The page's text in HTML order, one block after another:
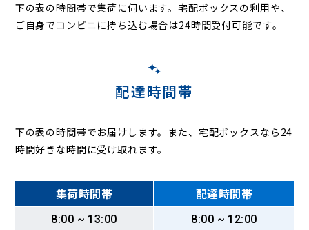
下の表の時間帯で集荷に伺います。宅配ボックスの利用や、
ご自身でコンビニに持ち込む場合は24時間受付可能です。
配達時間帯
下の表の時間帯でお届けします。また、宅配ボックスなら24
時間好きな時間に受け取れます。
集荷時間帯 配達時間帯
8:00 ~ 13:00
8:00 ~ 12:00